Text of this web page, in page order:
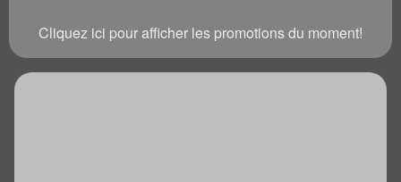
Cliquez ici pour afficher les promotions du moment!